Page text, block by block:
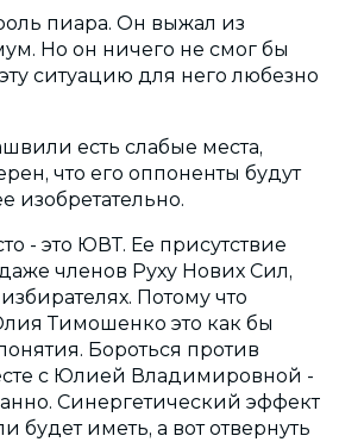
пиара. Он выжал из
Но он ничего не смог бы
ситуацию для него любезно
есть слабые места,
что его оппоненты будут
изобретательно.
- это ЮВТ. Ее присутствие
членов Руху Нових Сил,
Потому что
Тимошенко это как бы
Бороться против
с Юлией Владимировной -
Синергетический эффект
будет иметь, а вот отвернуть